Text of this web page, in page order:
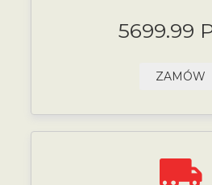
5699.99
ZAMÓW